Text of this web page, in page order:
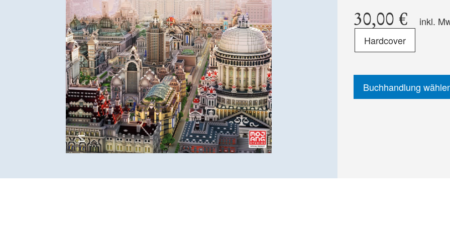
30,00 €
inkl.
Hardcover
Buchhandlung